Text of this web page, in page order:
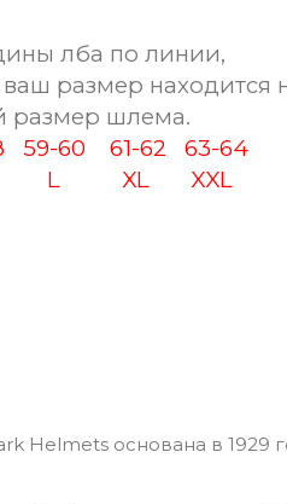
лба по линии,
размер находится
размер шлема.
59-60 61-62 63-64
L XL XXL
Helmets основана в 1929